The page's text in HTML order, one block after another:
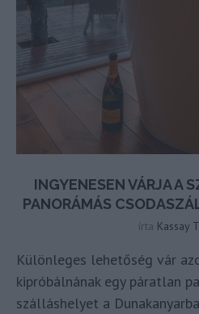
INGYENESEN VÁRJA A
PANORÁMÁS
írta Kassay
Különleges lehetőség vár
kipróbálnának egy páratlan
szálláshelyet a